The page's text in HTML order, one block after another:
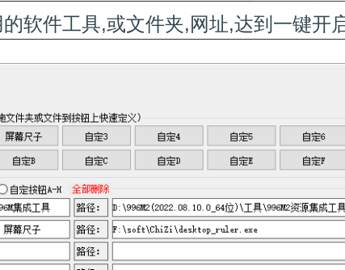
软件工具,或文件夹,网址,达到一键开